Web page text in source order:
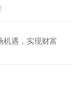
遇，实现财富